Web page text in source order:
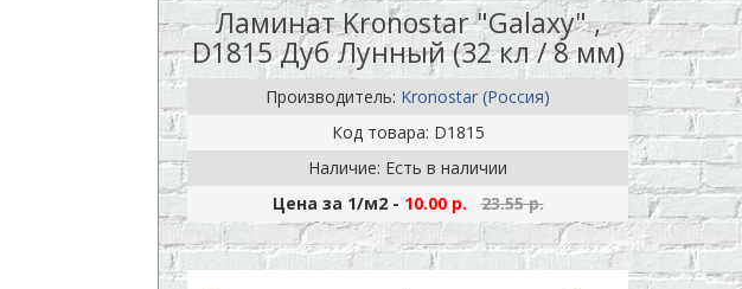
Ламинат Kronostar "Galaxy" ,
D1815 Дуб Лунный (32 кл / 8 мм)
Производитель: Kronostar (Россия)
Код товара: D1815
Наличие: Есть в наличии
Цена за 1/м2- 10.00 р. 23.55 р.